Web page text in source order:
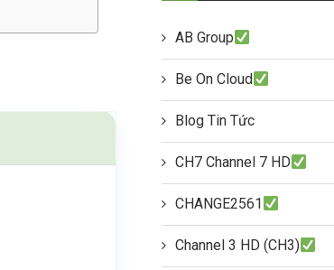
AB Group
Be On Cloud
Blog Tin Tức
CH7 Channel 7 HD
CHANGE2561
Channel 3 HD (CH3)